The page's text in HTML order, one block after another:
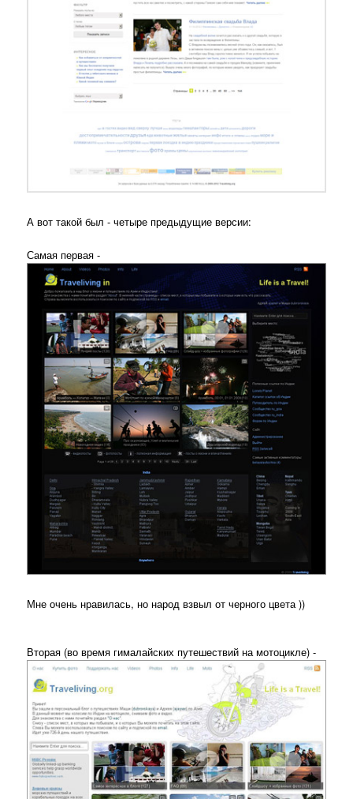
А вот такой был - четыре предыдущие версии:
Самая первая -
Мне очень нравилась, но народ взвыл от черного цвета ))
Вторая (во время гималайских путешествий на мотоцикле) -